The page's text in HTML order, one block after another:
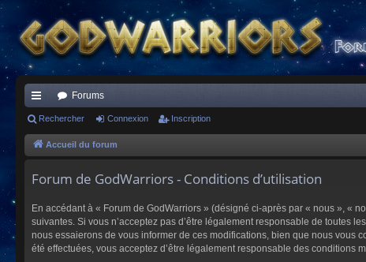
ac
co
s
Forums
Rechercher Connexion Inscription
Accueil du forum
Forum de GodWarriors - Conditions d’utilisation
En accédant à « Forum de GodWarriors » (désigné ci-après par « nous », «
suivantes. Si vous n’acceptez pas d’être légalement responsable de toutes
nous essaierons de vous informer de ces modifications, bien que nous vous
été effectuées, vous acceptez d’être légalement responsable des conditions